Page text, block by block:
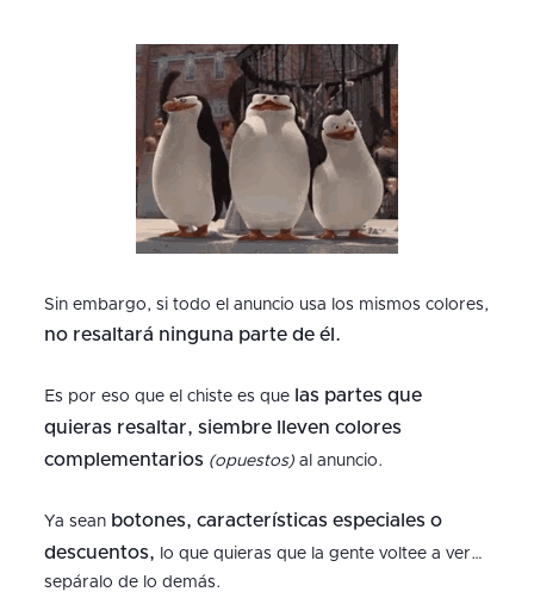
Sin embargo, si todo el anuncio usa los mismos colores,
no resaltará ninguna parte de él.
Es por eso que el chiste es quelas partes que
quieras resaltar, siembre lleven colores
complementarios (opuestos)al anuncio.
Ya sean botones, características especiales o
descuentos, lo que quieras que la gente voltee a ver…
sepáralo de lo demás.